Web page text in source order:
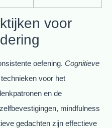
voor
oefening. Cognitieve
voor het
en de
mindfulness
gedachten zijn effectieve